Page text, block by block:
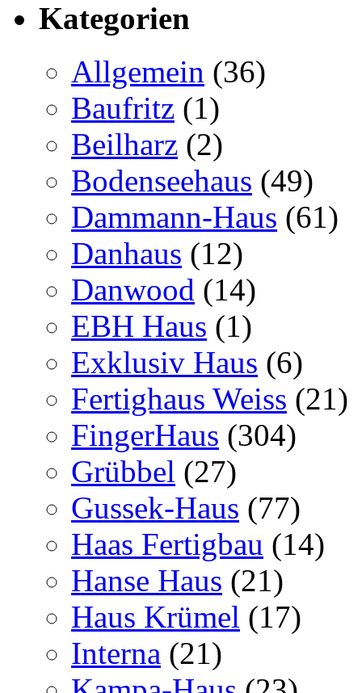
Kategorien
Allgemein (36)
Baufritz (1)
Beilharz (2)
Bodenseehaus (49)
Dammann-Haus (61)
Danhaus (12)
Danwood (14)
EBH Haus (1)
Exklusiv Haus (6)
Fertighaus Weiss (21)
FingerHaus (304)
Grübbel (27)
Gussek-Haus (77)
Haas Fertigbau (14)
Hanse Haus (21)
Haus Krümel (17)
Interna (21)